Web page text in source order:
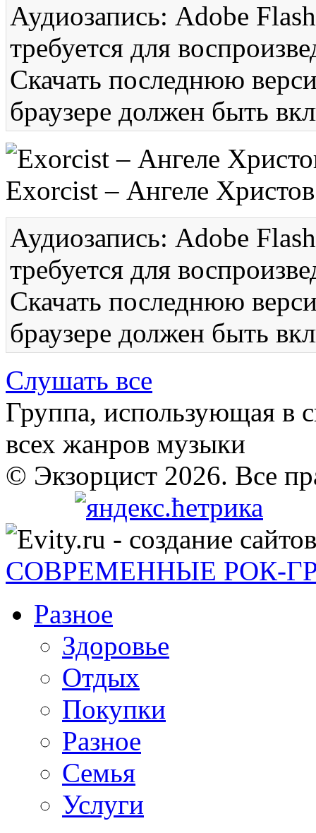
Аудиозапись: Adobe
требуется для
Скачать последнюю
браузере должен быть
Exorcist – Ангеле Христов
Аудиозапись: Adobe
требуется для
Скачать последнюю
браузере должен быть
Слушать все
Группа, использующая в
всех жанров музыки
© Экзорцист 2026. Все
СОВРЕМЕННЫЕ РОК-
Разное
Здоровье
Отдых
Покупки
Разное
Семья
Услуги